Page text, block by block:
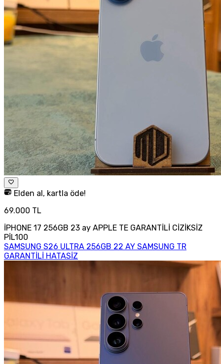
Elden al, kartla öde!
69.000 TL
İPHONE 17 256GB 23 ay APPLE TE GARANTİLİ CİZİKSİZ
PİL100
SAMSUNG S26 ULTRA 256GB 22 AY SAMSUNG TR
GARANTİLİ HATASİZ